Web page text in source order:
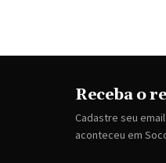
Receba o
Cadastre seu
aconteceu em